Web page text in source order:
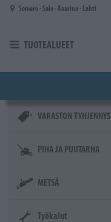
Siirry pääsisältöön
Somero - Salo - Kaarina - Lahti
TUOTEALUEET
VARASTON TYHJENNYS
PIHA JA PUUTARHA
METSÄ
Työkalut